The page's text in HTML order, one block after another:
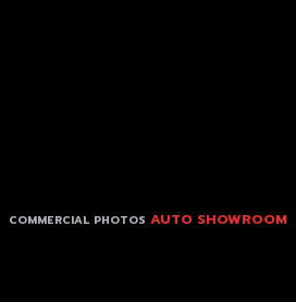
COMMERCIAL PHOTOS AUTO SHOWROOM